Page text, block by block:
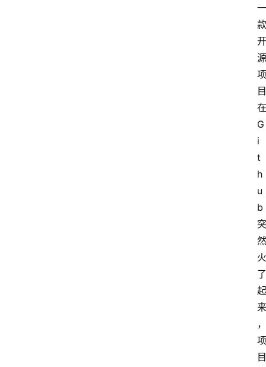
一
款
开
源
项
目
在
G
i
t
h
u
b
突
然
火
了
起
来
，
项
目